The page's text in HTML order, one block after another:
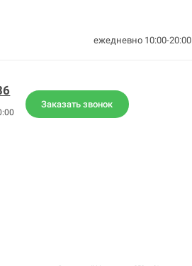
ежедневно 10:00-20:00
Заказать звонок